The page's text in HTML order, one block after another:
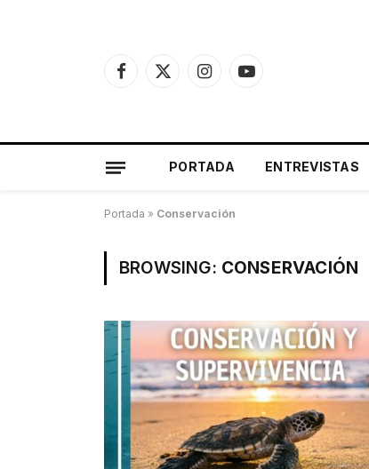
Facebook
X
InstagramYouTube
PORTADA ENTREVISTAS
Portada » Conservación
BROWSING: CONSERVACIÓN